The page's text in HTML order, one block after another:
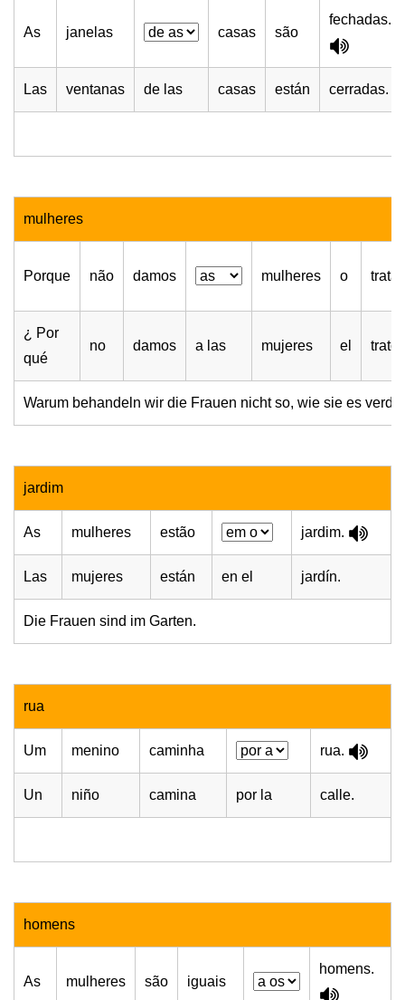
As janelas casas são
fechadas.
Las ventanas de las casas están cerradas.
mulheres
Porque não damos mulheres o
¿ Por
qué
no damos a las mujeres el trato
Warum behandeln wir die Frauen nicht so, wie sie es
jardim
As mulheres estão jardim.
Las mujeres están en el jardín.
Die Frauen sind im Garten.
rua
Um menino caminha rua.
Un niño camina por la calle.
homens
As mulheres são iguais
homens.